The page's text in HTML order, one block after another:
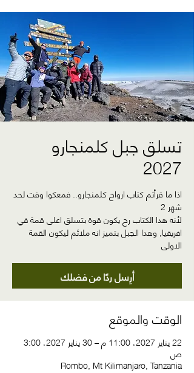
تسلق جبل كلمنجارو
2027
اذا ما قرأتم كتاب ارواح كلمنجارو.. فمعكوا وقت لحد
لأنه هدا الكتاب رح يكون قوة بتسلق اعلى قمة في
افريقيا, وهدا الجبل بتميز انه ملائم ليكون القمة
الاولى
أرِسل ردًا من فضلك
الوقت والموقع
22 يناير 2027، 11:00 م – 30 يناير 2027، 3:00
ص
Rombo, Mt Kilimanjaro, Tanzania